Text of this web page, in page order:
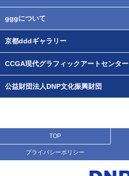
gggについて
京都dddギャラリー
CCGA現代グラフィックアートセンター
公益財団法人DNP文化振興財団
TOP
プライバシーポリシー